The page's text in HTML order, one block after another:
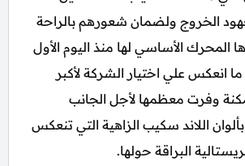
الخروج ولضمان شعورهم بالراحة
المحرك الأساسي لها منذ اليوم الأول
انعكس علي اختيار الشركة لأكبر
وفرت معظمها لأجل الجانب
اللاند سكيب الزاهية التي تنعكس
البراقة حولها.